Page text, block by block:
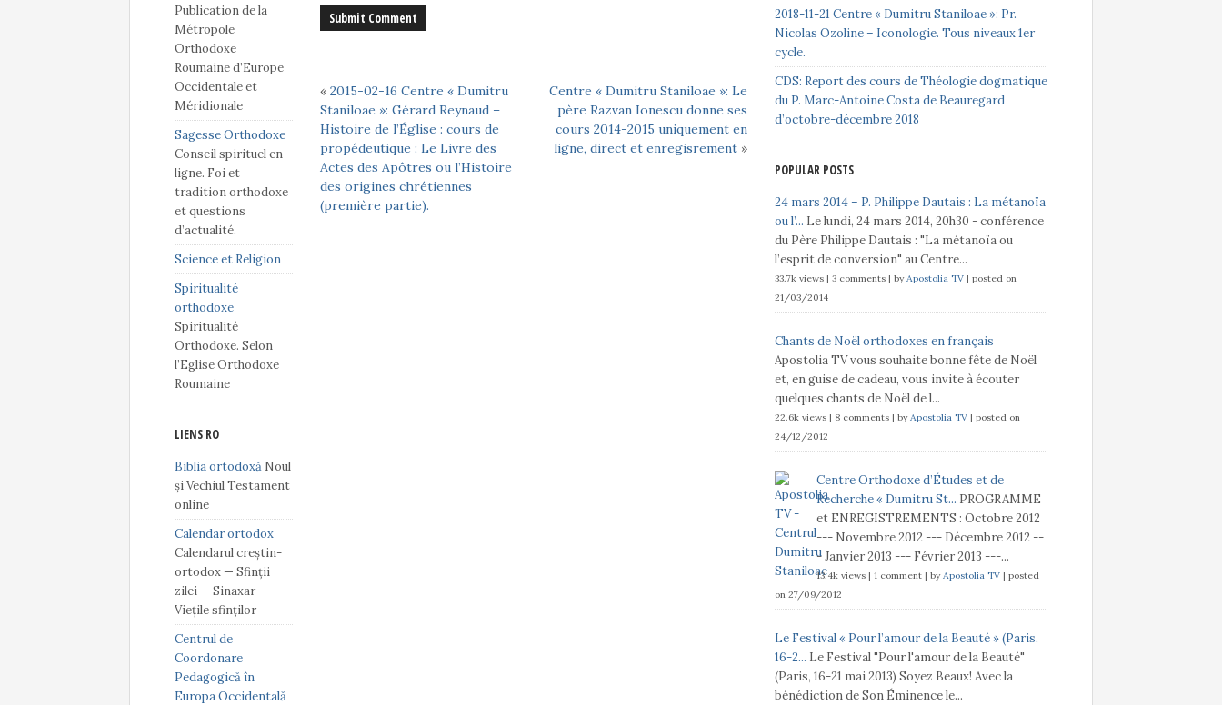
«2015-02-16 Centre « Dumitru
Staniloae »: Gérard Reynaud –
Histoire de l’Église : cours de
propédeutique : Le Livre des
Actes des Apôtres ou l’Histoire
des origines chrétiennes
(première partie).
Centre « Dumitru Staniloae »: Le
père Razvan Ionescu donne ses
cours 2014-2015 uniquement en
ligne, direct et enregisrement »
Publication de la
Métropole
Orthodoxe
Roumaine d’Europe
Occidentale et
Méridionale
Sagesse Orthodoxe
Conseil spirituel en
ligne. Foi et
tradition orthodoxe
et questions
d’actualité.
Science et Religion
Spiritualité
orthodoxe
Spiritualité
Orthodoxe. Selon
l’Eglise Orthodoxe
Roumaine
LIENS RO
Biblia ortodoxă Noul
și Vechiul Testament
online
Calendar ortodox
Calendarul creștin-
ortodox — Sfinții
zilei — Sinaxar —
Viețile sfinților
Centrul de
Coordonare
Pedagogică în
Europa Occidentală
2018-11-21 Centre « Dumitru Staniloae »: Pr.
Nicolas Ozoline – Iconologie. Tous niveaux 1er
cycle.
CDS: Report des cours de Théologie dogmatique
du P. Marc-Antoine Costa de Beauregard
d’octobre-décembre 2018
POPULAR POSTS
24 mars 2014 – P. Philippe Dautais : La métanoïa
ou l’... Le lundi, 24 mars 2014, 20h30 - conférence
du Père Philippe Dautais : "La métanoïa ou
l’esprit de conversion" au Centre...
33.7k views | 3 comments | byApostolia TV | posted on
21/03/2014
Chants de Noël orthodoxes en français
Apostolia TV vous souhaite bonne fête de Noël
et, en guise de cadeau, vous invite à écouter
quelques chants de Noël de l...
22.6k views | 8 comments | byApostolia TV | posted on
24/12/2012
Centre Orthodoxe d’Études et de
Recherche « Dumitru St... PROGRAMME
et ENREGISTREMENTS : Octobre 2012
--- Novembre 2012 --- Décembre 2012 --
- Janvier 2013 --- Février 2013 ---...
13.4k views | 1 comment | byApostolia TV | posted
on 27/09/2012
Le Festival « Pour l’amour de la Beauté » (Paris,
16-2... Le Festival "Pour l'amour de la Beauté"
(Paris, 16-21 mai 2013) Soyez Beaux! Avec la
bénédiction de Son Éminence le...